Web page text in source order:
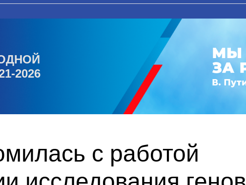
2026
с работой